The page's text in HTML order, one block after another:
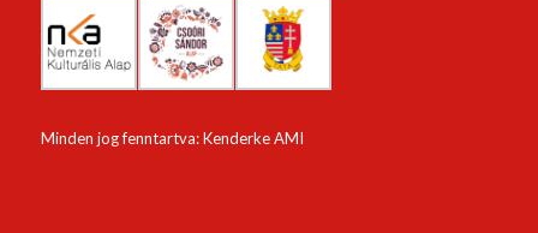
Minden jog fenntartva: Kenderke AMI